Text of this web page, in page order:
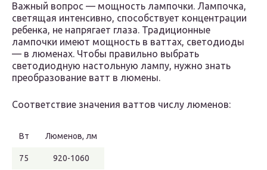
Важный вопрос — мощность лампочки. Лампочка,
светящая интенсивно, способствует концентрации
ребенка, не напрягает глаза. Традиционные
лампочки имеют мощность в ваттах, светодиоды
— в люменах. Чтобы правильно выбрать
светодиодную настольную лампу, нужно знать
преобразование ватт в люмены.
Соответствие значения ваттов числу люменов:
Вт Люменов, лм
75 920-1060